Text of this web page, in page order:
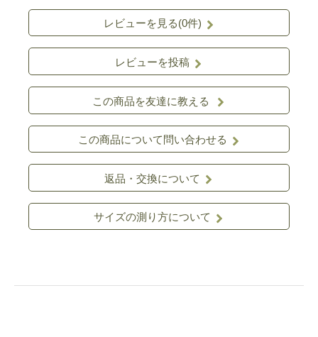
レビューを見る(0件)
レビューを投稿
この商品を友達に教える
この商品について問い合わせる
返品・交換について
サイズの測り方について